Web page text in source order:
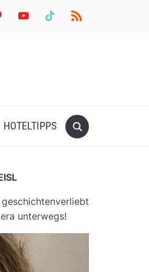
youtube tiktok rss
HOTELTIPPS
unterwegs!